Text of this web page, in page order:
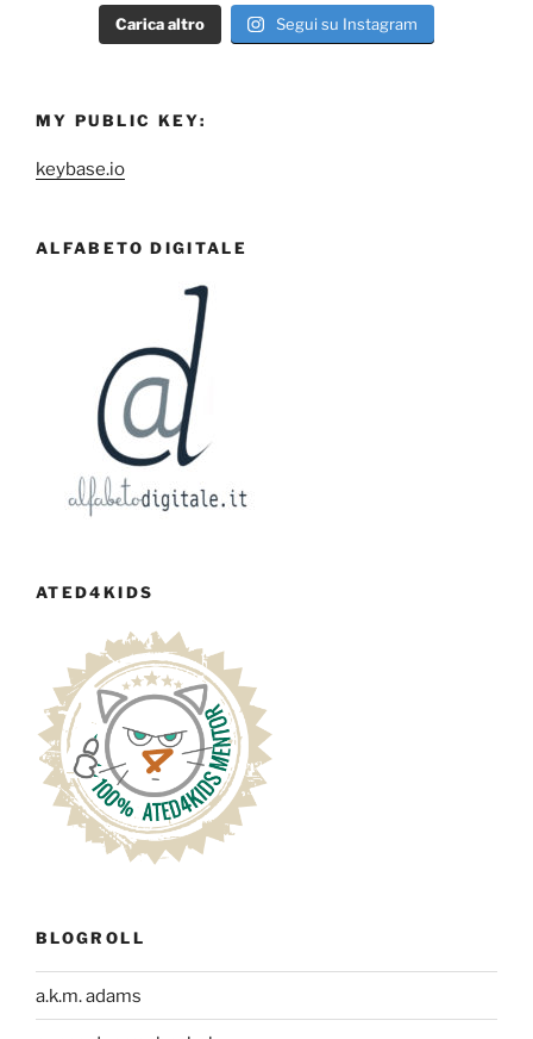
Carica altro Segui su Instagram
MY PUBLIC KEY:
keybase.io
ALFABETO DIGITALE
ATED4KIDS
BLOGROLL
a.k.m. adams